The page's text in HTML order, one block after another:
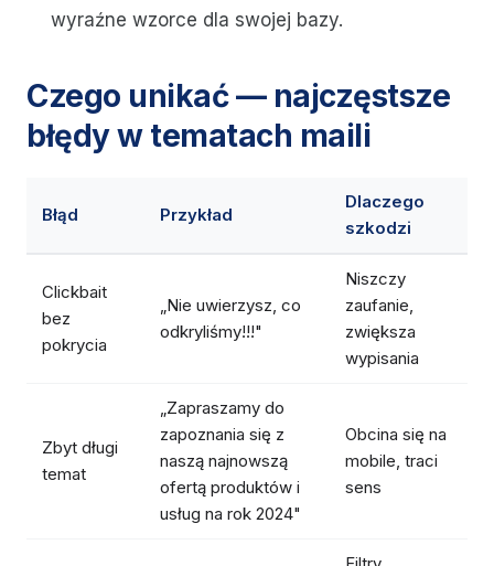
wyraźne wzorce dla swojej bazy.
Czego unikać — najczęstsze
błędy w tematach maili
Błąd Przykład
Dlaczego
szkodzi
Clickbait
bez
pokrycia
„Nie uwierzysz, co
odkryliśmy!!!"
Niszczy
zaufanie,
zwiększa
wypisania
Zbyt długi
temat
„Zapraszamy do
zapoznania się z
naszą najnowszą
ofertą produktów i
usług na rok 2024"
Obcina się na
mobile, traci
sens